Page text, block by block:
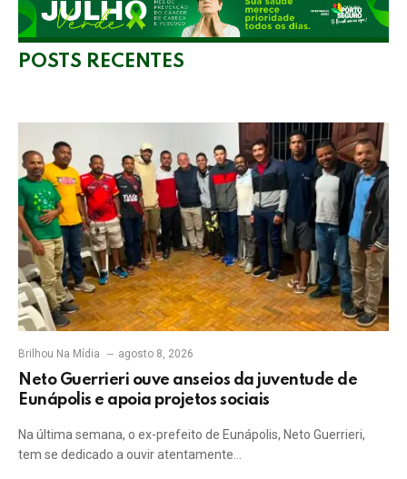
POSTS RECENTES
Brilhou Na Mídia agosto 8, 2026
Neto Guerrieri ouve anseios da juventude de
Eunápolis e apoia projetos sociais
Na última semana, o ex-prefeito de Eunápolis, Neto Guerrieri,
tem se dedicado a ouvir atentamente…